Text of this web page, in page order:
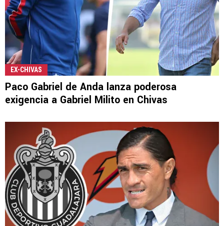
EX-CHIVAS
Paco Gabriel de Anda lanza poderosa
exigencia a Gabriel Milito en Chivas